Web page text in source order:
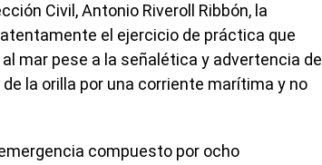
Civil, Antonio Riveroll Ribbón, la
el ejercicio de práctica que
mar pese a la señalética y advertencia de
la orilla por una corriente marítima y no
compuesto por ocho